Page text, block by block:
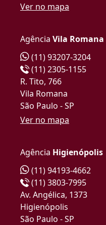
Ver no mapa
Agência Vila Romana
(11) 93207-3204
(11) 2305-1155
R. Tito, 766
Vila Romana
São Paulo - SP
Ver no mapa
Agência Higienópolis
(11) 94193-4662
(11) 3803-7995
Av. Angélica, 1373
Higienópolis
São Paulo - SP